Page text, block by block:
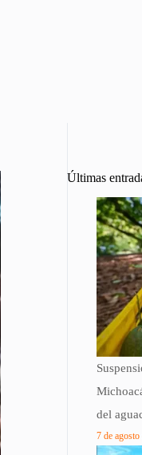
Últimas
del
7 de